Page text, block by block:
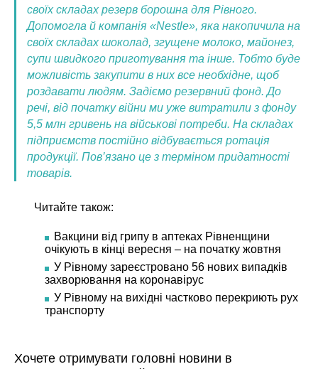
своїх складах резерв борошна для Рівного.
Допомогла й компанія «Nestle», яка накопичила на
своїх складах шоколад, згущене молоко, майонез,
супи швидкого приготування та інше. Тобто буде
можливість закупити в них все необхідне, щоб
роздавати людям. Задіємо резервний фонд. До
речі, від початку війни ми уже витратили з фонду
5,5 млн гривень на військові потреби. На складах
підприємств постійно відбувається ротація
продукції. Пов’язано це з терміном придатності
товарів.
Читайте також:
Вакцини від грипу в аптеках Рівненщини
очікують в кінці вересня – на початку жовтня
У Рівному зареєстровано 56 нових випадків
захворювання на коронавірус
У Рівному на вихідні частково перекриють рух
транспорту
Хочете отримувати головні новини в